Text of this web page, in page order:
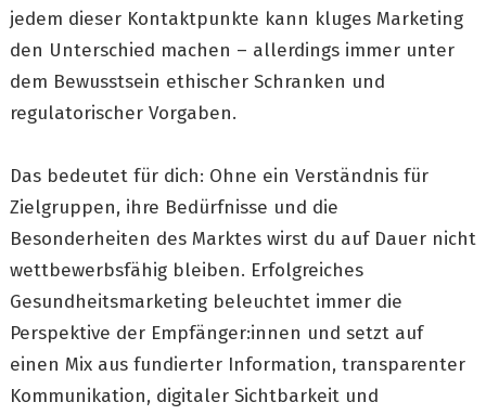
jedem dieser Kontaktpunkte kann kluges Marketing
den Unterschied machen – allerdings immer unter
dem Bewusstsein ethischer Schranken und
regulatorischer Vorgaben.
Das bedeutet für dich: Ohne ein Verständnis für
Zielgruppen, ihre Bedürfnisse und die
Besonderheiten des Marktes wirst du auf Dauer nicht
wettbewerbsfähig bleiben. Erfolgreiches
Gesundheitsmarketing beleuchtet immer die
Perspektive der Empfänger:innen und setzt auf
einen Mix aus fundierter Information, transparenter
Kommunikation, digitaler Sichtbarkeit und